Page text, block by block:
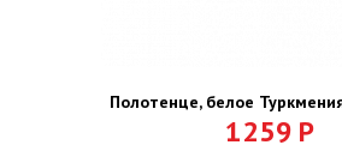
Полотенце, белое
1259 Р